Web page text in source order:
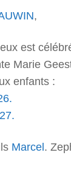
,
est
Marie
enfants :
Marcel.